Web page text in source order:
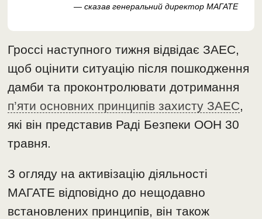
— сказав генеральний директор МАГАТЕ
Гроссі наступного тижня відвідає ЗАЕС,
щоб оцінити ситуацію після пошкодження
дамби та проконтролювати дотримання
п’яти основних принципів захисту ЗАЕС,
які він представив Раді Безпеки ООН 30
травня.
З огляду на активізацію діяльності
МАГАТЕ відповідно до нещодавно
встановлених принципів, він також